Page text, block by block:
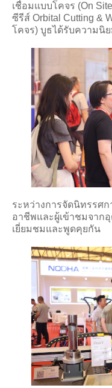
เชื่อมแบบโคจร (On
ซีรีส์ Orbital Cutting &
โคจร) บูธได้รับความนิ
ระหว่างการจัดนิทรรศ
อาชีพและผู้เข้าชมจาก
เยี่ยมชมและพูดคุยกัน